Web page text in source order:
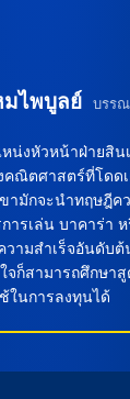
มไพบูลย์ บรร
น่งหัวหน้าฝ่ายสิน
คณิตศาสตร์ที่โดด
ามักจะนำทฤษฎีค
รเล่น บาคาร่า
ามสำเร็จอันดับ
ก็สามารถศึกษา
ในการลงทุนได้